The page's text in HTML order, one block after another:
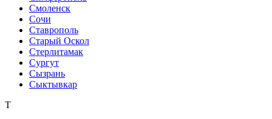
Смоленск
Сочи
Ставрополь
Старый Оскол
Стерлитамак
Сургут
Сызрань
Сыктывкар
Т